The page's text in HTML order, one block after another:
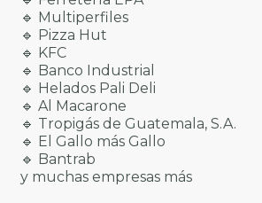
🔹 Multiperfiles
🔹 Pizza Hut
🔹 KFC
🔹 Banco Industrial
🔹 Helados Pali Deli
🔹 Al Macarone
🔹 Tropigás de Guatemala, S.A.
🔹 El Gallo más Gallo
🔹 Bantrab
y muchas empresas más